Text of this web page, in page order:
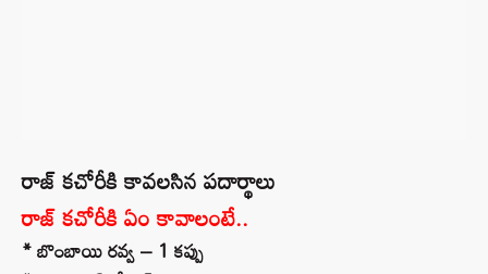
రాజ్ కచోరీకి కావలసిన పదార్థాలు
రాజ్ కచోరీకి ఏం కావాలంటే..
* బొంబాయి రవ్వ – 1 కప్పు